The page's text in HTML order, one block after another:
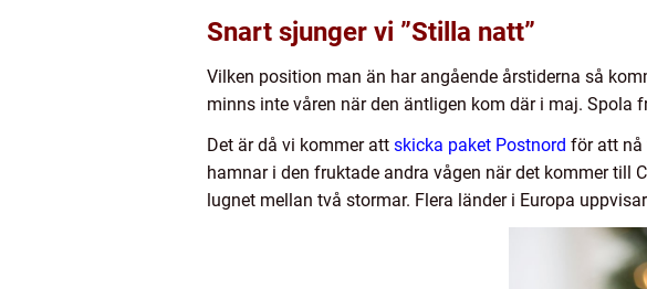
Snart sjunger vi ”Stilla natt”
Vilken position man än har angående årstiderna så
minns inte våren när den äntligen kom där i maj.
Det är då vi kommer att skicka paket Postnord för att nå
hamnar i den fruktade andra vågen när det kommer till
lugnet mellan två stormar. Flera länder i Europa